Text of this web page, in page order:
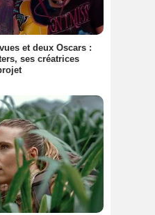
et deux Oscars :
ses créatrices